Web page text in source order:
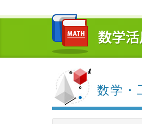
数学・